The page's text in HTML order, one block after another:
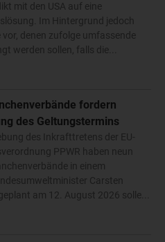
mit den USA auf eine
Im Hintergrund jedoch
denen zufolge umfassende
werden sollen, falls die...
fordern
des Geltungstermins
des Inkrafttretens der EU-
PPWR haben neun
in einem
Carsten
am 12. August 2026 solle...